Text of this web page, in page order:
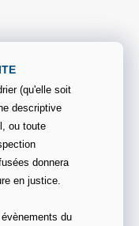
(qu'elle soit
descriptive
ou toute
donnera
en justice.
du